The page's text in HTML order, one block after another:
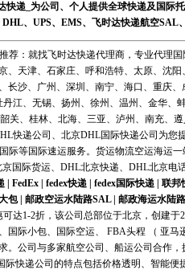
快递_为公司、个人提供全球快递及国际
DHL、 UPS、 EMS、 飞时达快递航空SAL
荐：就找飞时达快递代理商，专业代理
、天津、石家庄、呼和浩特、太原、沈
长沙、广州、深圳、南宁、海口、重庆
江、无锡、扬州、徐州、温州、金华
关、桂林、北海、三亚、泸州、南充、
快递公司、北京DHL国际快递公司为
际等国际速运服务。货运物流空运海运
国际货运、DHL北京快递、DHL北京电
| FedEx| fedex快递| fedex国际快递| 联邦
包| 邮政空运水陆路SAL| 邮政海运水陆路
可达1-2折，该公司总部位于北京，创建
国际小包、国际空运、 FBA头程 （ 亚
。公司与多家航空公司、船运公司合作
际快递公司的特点包括价格透明、智能